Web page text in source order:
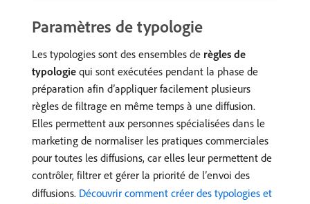
Paramètres de typologie
Les typologies sont des ensembles de règles de
typologie qui sont exécutées pendant la phase de
préparation afin d’appliquer facilement plusieurs
règles de filtrage en même temps à une diffusion.
Elles permettent aux personnes spécialisées dans le
marketing de normaliser les pratiques commerciales
pour toutes les diffusions, car elles leur permettent de
contrôler, filtrer et gérer la priorité de l’envoi des
diffusions. Découvrir comment créer des typologies et